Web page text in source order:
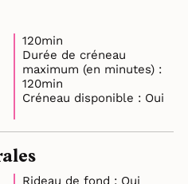
120min
Durée de créneau
maximum (en minutes) :
120min
Créneau disponible : Oui
Rideau de fond : Oui